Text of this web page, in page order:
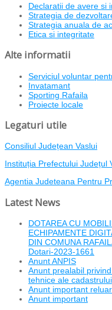
Declaratii de avere si
Strategia de
Strategia anuala de
Etica si integritate
Alte informatii
Serviciul voluntar
Invatamant
Sporting Rafaila
Proiecte locale
Legaturi utile
Consiliul Județean Vaslui
Instituția Prefectului Județul
Agentia Judeteana Pentru
Latest News
DOTAREA CU
ECHIPAMENTE
DIN COMUNA
Dotari-2023-1661
Anunt ANPIS
Anunt prealabil
tehnice ale cadastrului
Anunt important
Anunt important